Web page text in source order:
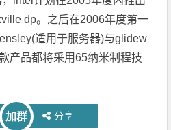
dp。之后在2006年度第一
适用于服务器)与glidew
产品都将采用65纳米制程技
加群 分享